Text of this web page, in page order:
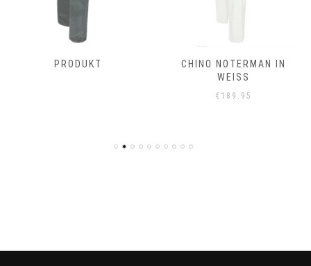
PRODUKT
CHINO NOTERMAN IN
WEISS
€ 189.95